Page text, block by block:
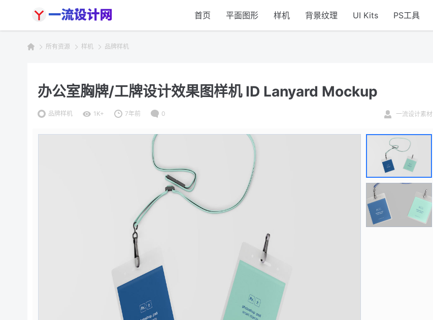
首页 平面图形 样机 背景纹理 UI Kits PS工具
所有资源 样机 品牌样机
办公室胸牌/工牌设计效果图样机 ID Lanyard Mockup
品牌样机 1K+ 7年前 0 一流设计素材